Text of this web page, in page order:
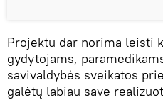
Projektu dar norima leisti
gydytojams,
savivaldybės sveikatos
galėtų labiau save